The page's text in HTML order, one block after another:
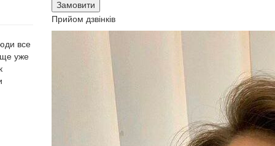
все
уже
Замовити
Прийом дзвінків